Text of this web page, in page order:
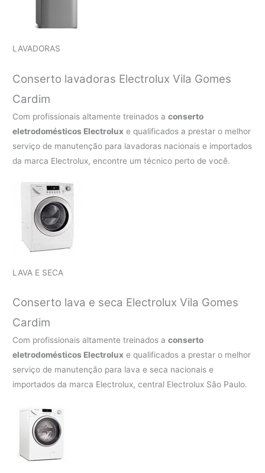
LAVADORAS
Conserto lavadoras ElectroluxVila Gomes
Cardim
Com profissionais altamente treinados aconserto
eletrodomésticos Electrolux e qualificados a prestar o melhor
serviço de manutenção para lavadoras nacionais e importados
da marca Electrolux, encontre um técnico perto de você.
LAVA E SECA
Conserto lava e seca ElectroluxVila Gomes
Cardim
Com profissionais altamente treinados aconserto
eletrodomésticos Electrolux e qualificados a prestar o melhor
serviço de manutenção para lava e seca nacionais e
importados da marca Electrolux, central Electrolux São Paulo.